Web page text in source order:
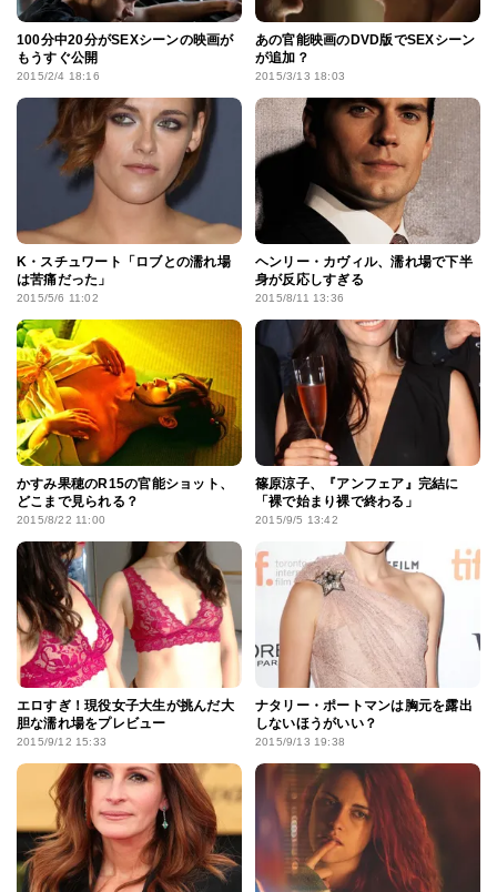
100分中20分がSEXシーンの映画が
もうすぐ公開
2015/2/4 18:16
あの官能映画のDVD版でSEXシーン
が追加？
2015/3/13 18:03
K・スチュワート「ロブとの濡れ場
は苦痛だった」
2015/5/6 11:02
ヘンリー・カヴィル、濡れ場で下半
身が反応しすぎる
2015/8/11 13:36
かすみ果穂のR15の官能ショット、
どこまで見られる？
2015/8/22 11:00
篠原涼子、『アンフェア』完結に
「裸で始まり裸で終わる」
2015/9/5 13:42
エロすぎ！現役女子大生が挑んだ大
胆な濡れ場をプレビュー
2015/9/12 15:33
ナタリー・ポートマンは胸元を露出
しないほうがいい？
2015/9/13 19:38